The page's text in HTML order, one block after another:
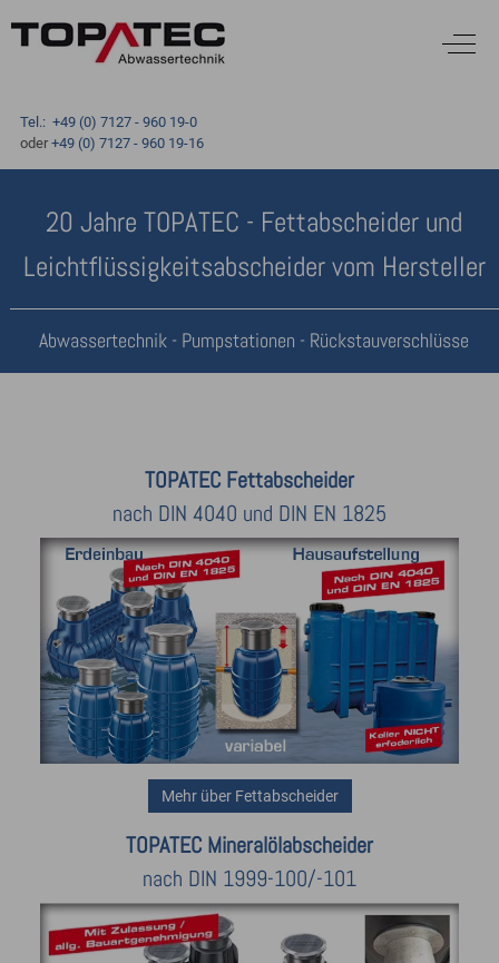
Off-
Tel.: +49 (0) 7127 - 960 19-0
oder +49 (0) 7127 - 960 19-16
20 Jahre TOPATEC - Fettabscheider und
Leichtflüssigkeitsabscheider vom Hersteller
Abwassertechnik - Pumpstationen - Rückstauverschlüsse
TOPATEC Fettabscheider
nach DIN 4040 und DIN EN 1825
Mehr über Fettabscheider
TOPATEC Mineralölabscheider
nach DIN 1999-100/-101